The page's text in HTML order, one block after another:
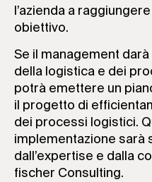
l’azienda a
obiettivo.
Se il management
della logistica e dei
potrà emettere un
il progetto di
dei processi logistici.
implementazione sarà
dall’expertise e dalla
fischer Consulting.